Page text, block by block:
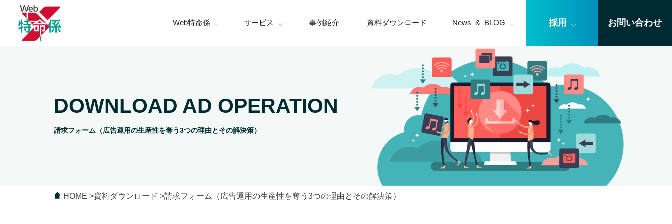
Web特命係 サービス 事例紹介 資料ダウンロード News & BLOG 採用 お問い合わせ
DOWNLOAD AD OPERATION
請求フォーム（広告運用の生産性を奪う3つの理由とその解決策）
HOME 資料ダウンロード 請求フォーム（広告運用の生産性を奪う3つの理由とその解決策）